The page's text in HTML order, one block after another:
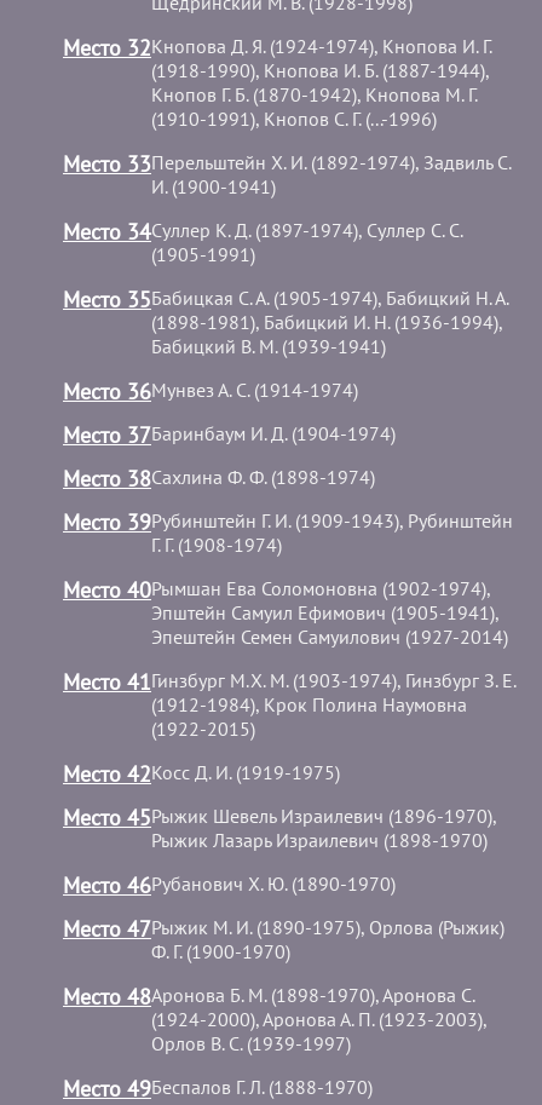
Место 32Кнопова Д. Я. (1924-1974), Кнопова И. Г.
(1918-1990), Кнопова И. Б. (1887-1944),
Кнопов Г. Б. (1870-1942), Кнопова М. Г.
(1910-1991), Кнопов С. Г. (...-1996)
Место 33Перельштейн Х. И. (1892-1974), Задвиль С.
И. (1900-1941)
Место 34Суллер К. Д. (1897-1974), Суллер С. С.
(1905-1991)
Место 35Бабицкая С. А. (1905-1974), Бабицкий Н. А.
(1898-1981), Бабицкий И. Н. (1936-1994),
Бабицкий В. М. (1939-1941)
Место 36Мунвез А. С. (1914-1974)
Место 37Баринбаум И. Д. (1904-1974)
Место 38Сахлина Ф. Ф. (1898-1974)
Место 39Рубинштейн Г. И. (1909-1943), Рубинштейн
Г. Г. (1908-1974)
Место 40Рымшан Ева Соломоновна (1902-1974),
Эпштейн Самуил Ефимович (1905-1941),
Эпештейн Семен Самуилович (1927-2014)
Место 41Гинзбург М.Х. М. (1903-1974), Гинзбург З. Е.
(1912-1984), Крок Полина Наумовна
(1922-2015)
Место 42Косс Д. И. (1919-1975)
Место 45Рыжик Шевель Израилевич (1896-1970),
Рыжик Лазарь Израилевич (1898-1970)
Место 46Рубанович Х. Ю. (1890-1970)
Место 47Рыжик М. И. (1890-1975), Орлова (Рыжик)
Ф. Г. (1900-1970)
Место 48Аронова Б. М. (1898-1970), Аронова С.
(1924-2000), Аронова А. П. (1923-2003),
Орлов В. С. (1939-1997)
Место 49Беспалов Г. Л. (1888-1970)